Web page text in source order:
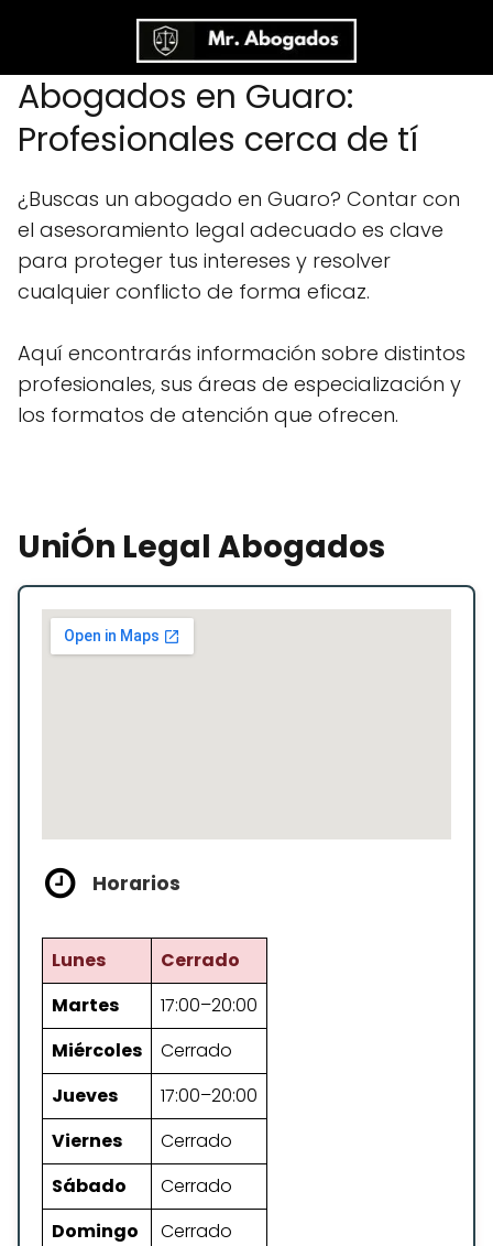
Abogados en Guaro:
Profesionales cerca de tí
¿Buscas un abogado en Guaro? Contar con
el asesoramiento legal adecuado es clave
para proteger tus intereses y resolver
cualquier conflicto de forma eficaz.
Aquí encontrarás información sobre distintos
profesionales, sus áreas de especialización y
los formatos de atención que ofrecen.
UniÓn Legal Abogados
Horarios
Lunes
Cerrado
Martes
17:00–20:00
Miércoles
Cerrado
Jueves
17:00–20:00
Viernes
Cerrado
Sábado
Cerrado
Domingo
Cerrado